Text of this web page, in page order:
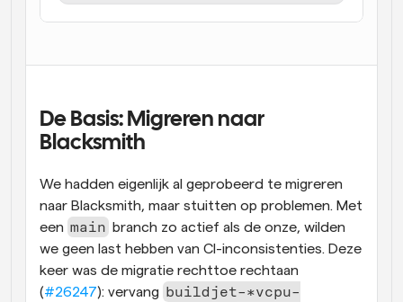
De Basis: Migreren naar
Blacksmith
We hadden eigenlijk al geprobeerd te migreren
naar Blacksmith, maar stuitten op problemen. Met
een main
branch zo actief als de onze, wilden
we geen last hebben van CI-inconsistenties. Deze
keer was de migratie rechttoe rechtaan
(#26247): vervang buildjet-*vcpu-